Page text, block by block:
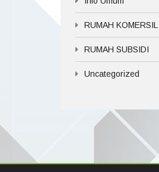
RUMAH KOMERSIL
RUMAH SUBSIDI
Uncategorized